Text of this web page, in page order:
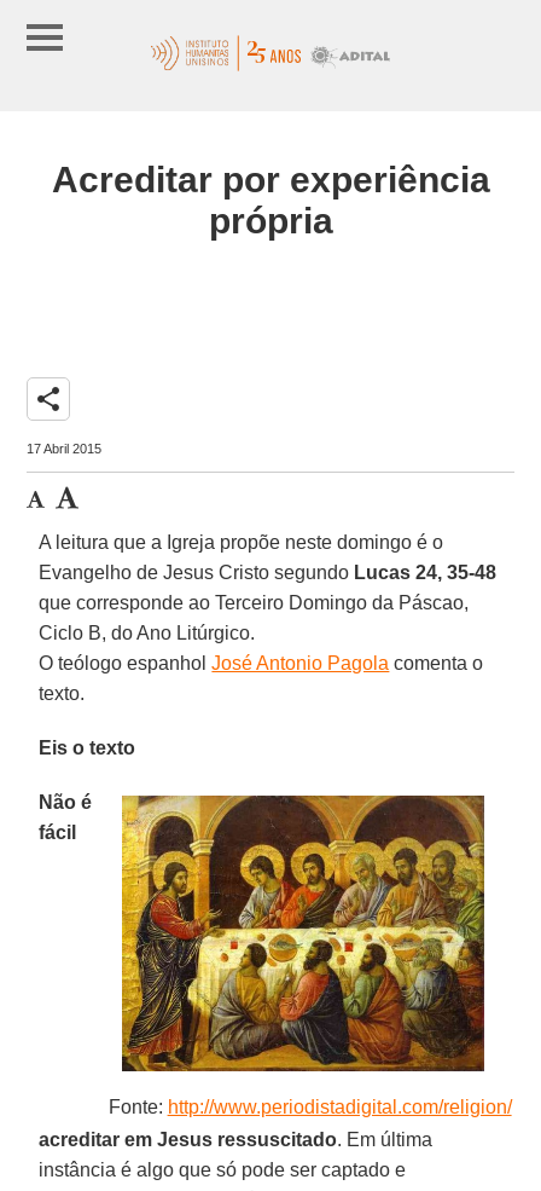
Acreditar por experiência
própria
share
17 Abril 2015
A leitura que a Igreja propõe neste domingo é o
Evangelho de Jesus Cristo segundo Lucas 24, 35-48
que corresponde ao Terceiro Domingo da Páscao,
Ciclo B, do Ano Litúrgico.
O teólogo espanholJosé Antonio Pagola comenta o
texto.
Eis o texto
Fonte: http://www.periodistadigital.com/religion/
Não é
fácil
acreditar em Jesus ressuscitado. Em última
instância é algo que só pode ser captado e